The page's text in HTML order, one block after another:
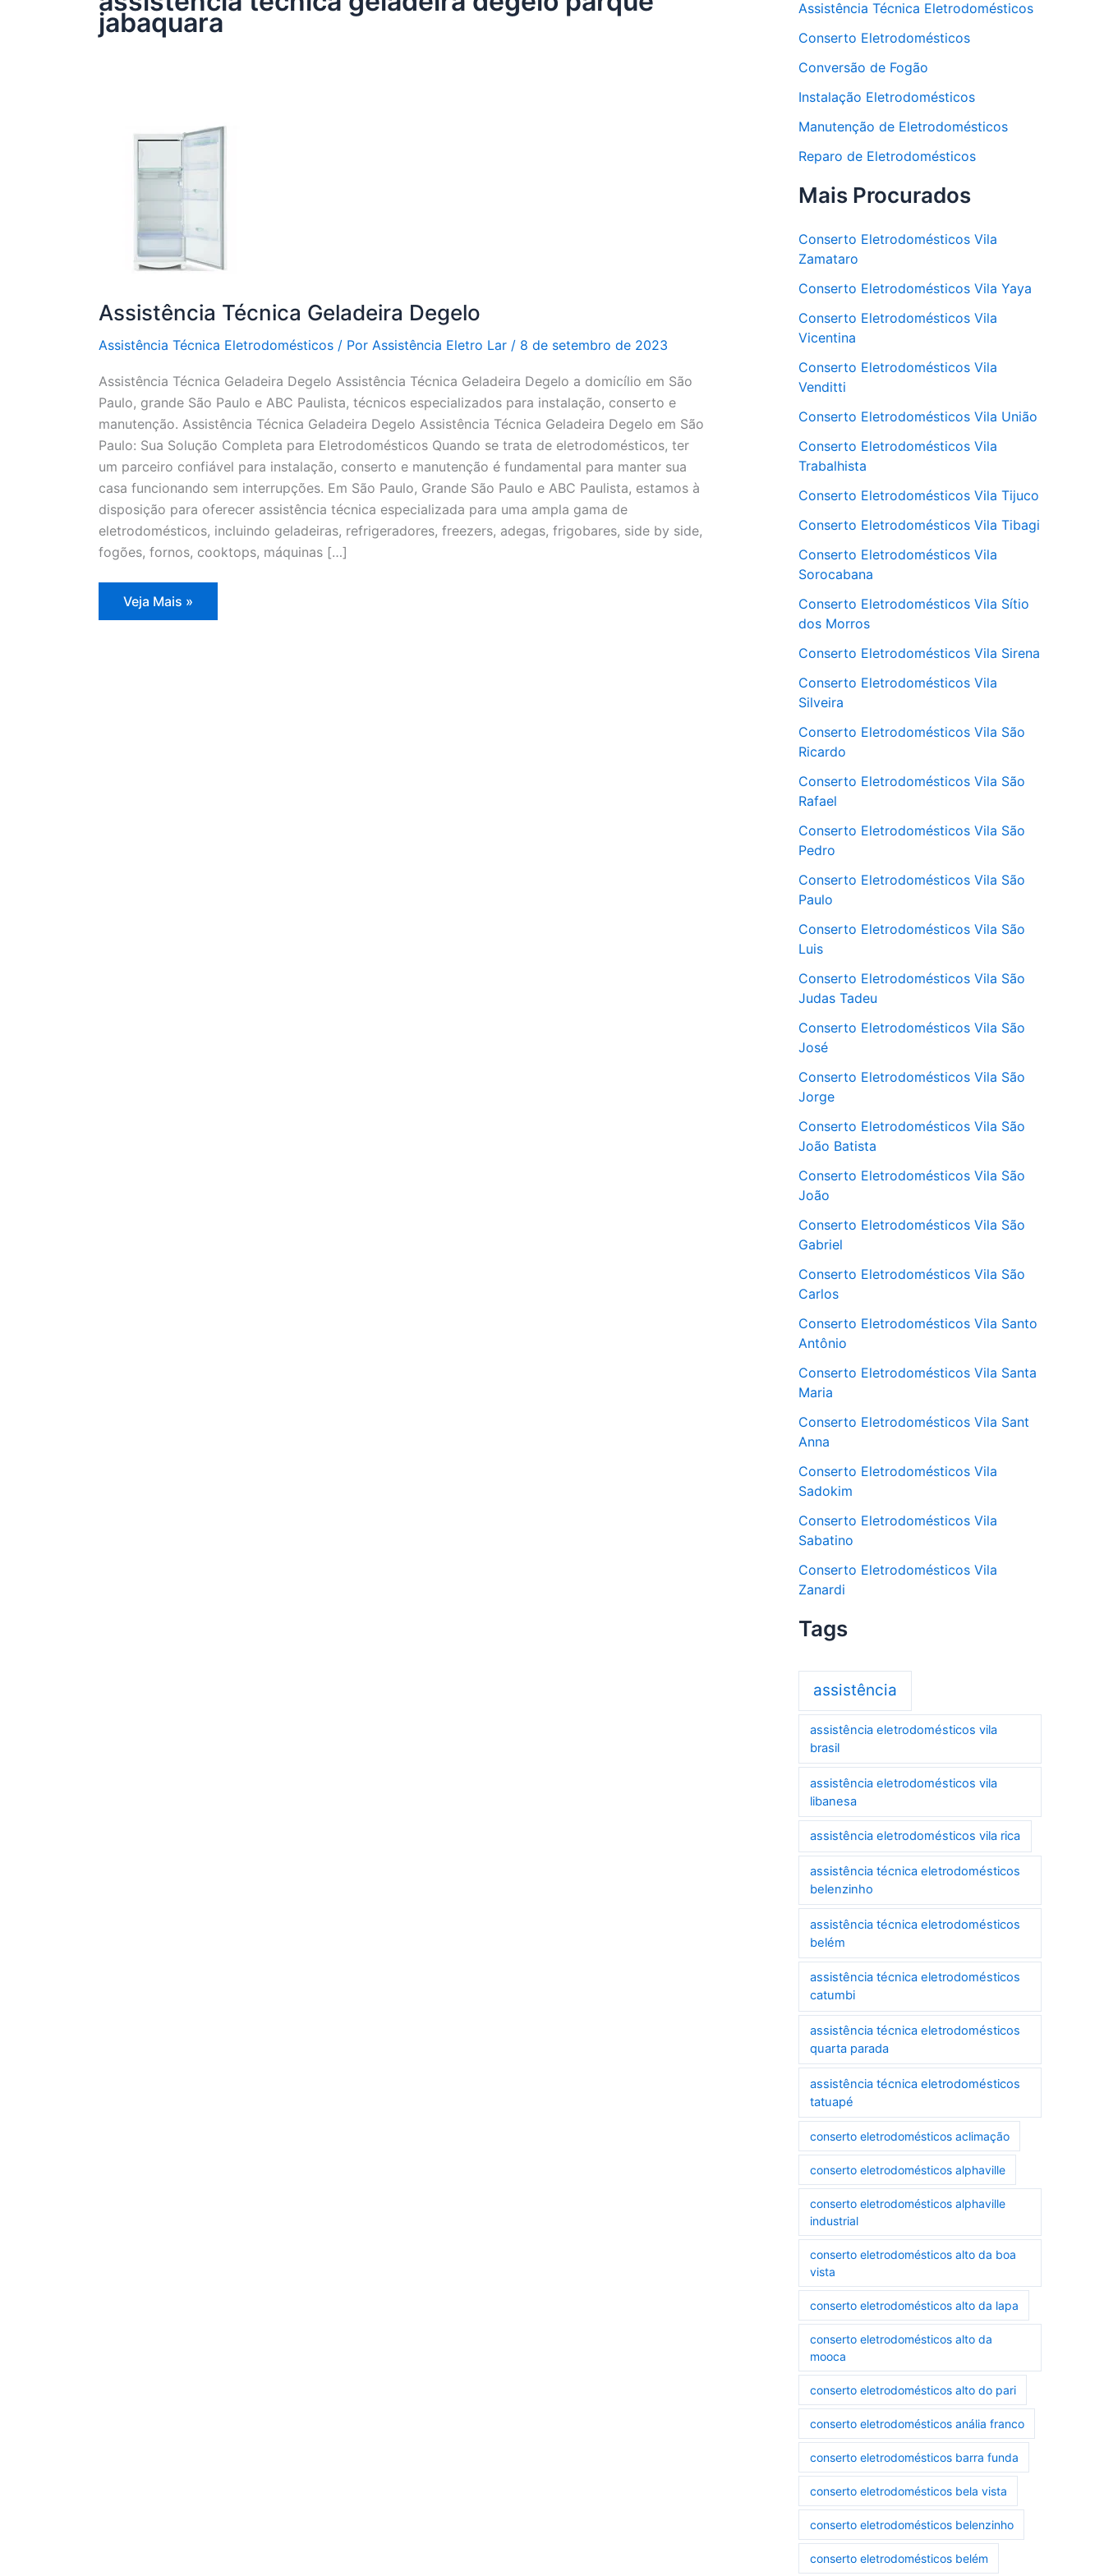
jabaquara
Assistência Técnica Geladeira Degelo
Assistência Técnica Eletrodomésticos / Por Assistência Eletro Lar / 8 de setembro de 2023
Assistência Técnica Geladeira Degelo Assistência Técnica Geladeira Degelo a domicílio em São
Paulo, grande São Paulo e ABC Paulista, técnicos especializados para instalação, conserto e
manutenção. Assistência Técnica Geladeira Degelo Assistência Técnica Geladeira Degelo em São
Paulo: Sua Solução Completa para Eletrodomésticos Quando se trata de eletrodomésticos, ter
um parceiro confiável para instalação, conserto e manutenção é fundamental para manter sua
casa funcionando sem interrupções. Em São Paulo, Grande São Paulo e ABC Paulista, estamos à
disposição para oferecer assistência técnica especializada para uma ampla gama de
eletrodomésticos, incluindo geladeiras, refrigeradores, freezers, adegas, frigobares, side by side,
fogões, fornos, cooktops, máquinas […]
Assistência
Técnica
Veja Mais »
Assistência Técnica Eletrodomésticos
Conserto Eletrodomésticos
Conversão de Fogão
Instalação Eletrodomésticos
Manutenção de Eletrodomésticos
Reparo de Eletrodomésticos
Mais Procurados
Conserto Eletrodomésticos Vila
Zamataro
Conserto Eletrodomésticos Vila Yaya
Conserto Eletrodomésticos Vila
Vicentina
Conserto Eletrodomésticos Vila
Venditti
Conserto Eletrodomésticos Vila União
Conserto Eletrodomésticos Vila
Trabalhista
Conserto Eletrodomésticos Vila Tijuco
Conserto Eletrodomésticos Vila Tibagi
Conserto Eletrodomésticos Vila
Sorocabana
Conserto Eletrodomésticos Vila Sítio
dos Morros
Conserto Eletrodomésticos Vila Sirena
Conserto Eletrodomésticos Vila
Silveira
Conserto Eletrodomésticos Vila São
Ricardo
Conserto Eletrodomésticos Vila São
Rafael
Conserto Eletrodomésticos Vila São
Pedro
Conserto Eletrodomésticos Vila São
Paulo
Conserto Eletrodomésticos Vila São
Luis
Conserto Eletrodomésticos Vila São
Judas Tadeu
Conserto Eletrodomésticos Vila São
José
Conserto Eletrodomésticos Vila São
Jorge
Conserto Eletrodomésticos Vila São
João Batista
Conserto Eletrodomésticos Vila São
João
Conserto Eletrodomésticos Vila São
Gabriel
Conserto Eletrodomésticos Vila São
Carlos
Conserto Eletrodomésticos Vila Santo
Antônio
Conserto Eletrodomésticos Vila Santa
Maria
Conserto Eletrodomésticos Vila Sant
Anna
Conserto Eletrodomésticos Vila
Sadokim
Conserto Eletrodomésticos Vila
Sabatino
Conserto Eletrodomésticos Vila
Zanardi
Tags
assistência
assistência eletrodomésticos vila
brasil
assistência eletrodomésticos vila
libanesa
assistência eletrodomésticos vila rica
assistência técnica eletrodomésticos
belenzinho
assistência técnica eletrodomésticos
belém
assistência técnica eletrodomésticos
catumbi
assistência técnica eletrodomésticos
quarta parada
assistência técnica eletrodomésticos
tatuapé
conserto eletrodomésticos aclimação
conserto eletrodomésticos alphaville
conserto eletrodomésticos alphaville
industrial
conserto eletrodomésticos alto da boa
vista
conserto eletrodomésticos alto da lapa
conserto eletrodomésticos alto da
mooca
conserto eletrodomésticos alto do pari
conserto eletrodomésticos anália franco
conserto eletrodomésticos barra funda
conserto eletrodomésticos bela vista
conserto eletrodomésticos belenzinho
conserto eletrodomésticos belém